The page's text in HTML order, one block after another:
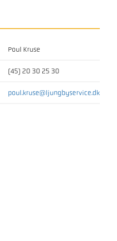
Poul Kruse
(45) 20 30 25 30
poul.kruse@ljungbyservice.dk